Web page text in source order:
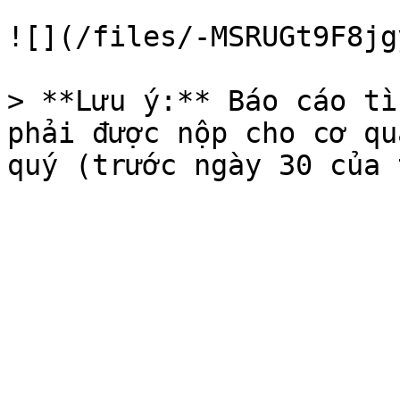
![](/files/-
> **Lưu ý:** Báo cáo
phải được nộp cho cơ